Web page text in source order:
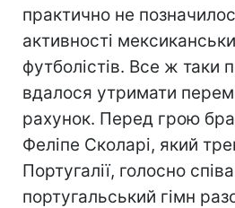
практично не
активності
футболістів. Все ж таки
вдалося утримати
рахунок. Перед грою
Феліпе Сколарі, який
Португалії, голосно
португальський гімн